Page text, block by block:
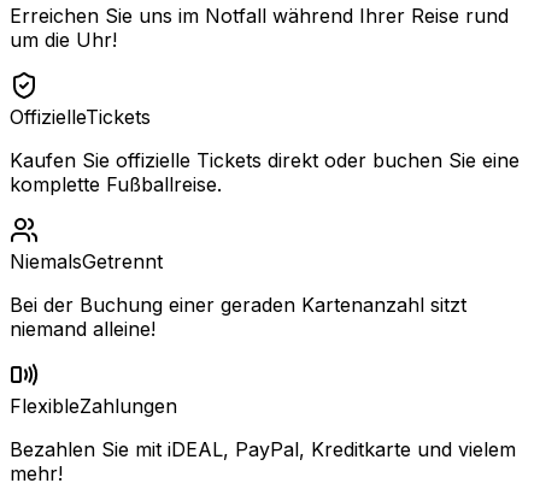
Erreichen Sie uns im Notfall während Ihrer Reise rund
um die Uhr!
OffizielleTickets
Kaufen Sie offizielle Tickets direkt oder buchen Sie eine
komplette Fußballreise.
NiemalsGetrennt
Bei der Buchung einer geraden Kartenanzahl sitzt
niemand alleine!
FlexibleZahlungen
Bezahlen Sie mit iDEAL, PayPal, Kreditkarte und vielem
mehr!